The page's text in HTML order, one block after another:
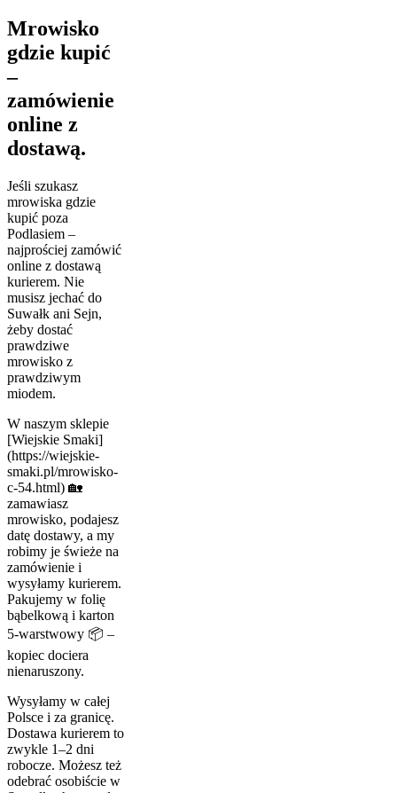
Mrowisko
gdzie kupić
–
zamówienie
online z
dostawą.
Jeśli szukasz
mrowiska gdzie
kupić poza
Podlasiem –
najprościej zamówić
online z dostawą
kurierem. Nie
musisz jechać do
Suwałk ani Sejn,
żeby dostać
prawdziwe
mrowisko z
prawdziwym
miodem.
W naszym sklepie
[Wiejskie Smaki]
(https://wiejskie-
smaki.pl/mrowisko-
c-54.html) 🏡
zamawiasz
mrowisko, podajesz
datę dostawy, a my
robimy je świeże na
zamówienie i
wysyłamy kurierem.
Pakujemy w folię
bąbelkową i karton
5-warstwowy 📦 –
kopiec dociera
nienaruszony.
Wysyłamy w całej
Polsce i za granicę.
Dostawa kurierem to
zwykle 1–2 dni
robocze. Możesz też
odebrać osobiście w